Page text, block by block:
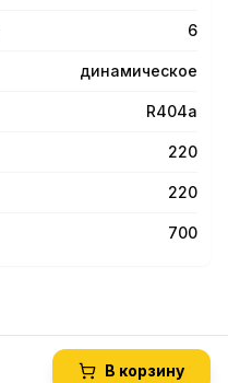
6
динамическое
R404a
220
220
700
В корзину